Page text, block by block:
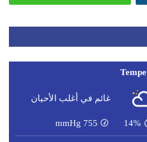
Tempe
غائم في أغلب الأحيان
14%
755
mmHg